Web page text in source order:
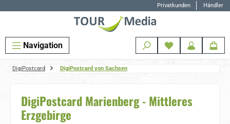
Zum Hauptinhalt springen Privatkunden Händler
Navigation
DigiPostcard DigiPostcard von Sachsen
DigiPostcard Marienberg - Mittleres
Erzgebirge